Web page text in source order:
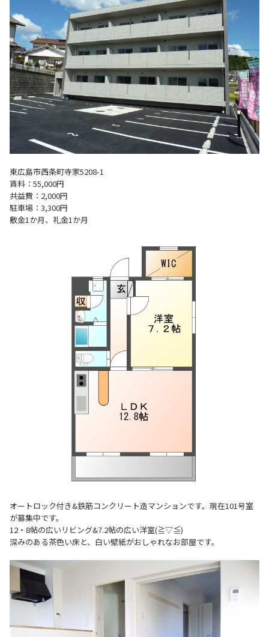
東広島市西条町寺家5208-1
賃料：55,000円
共益費：2,000円
駐車場：3,300円
敷金1か月、礼金1か月
オートロック付き&鉄筋コンクリート造マンションです。現在101号室
が募集中です。
12・8帖の広いリビング&7.2帖の広い洋室(≧▽≦)
深みのある茶色い床と、白い壁紙がおしゃれなお部屋です。